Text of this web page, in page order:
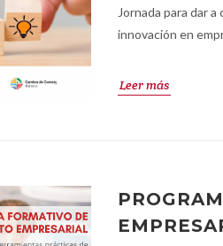
Jornada para dar
innovación en
Leer más